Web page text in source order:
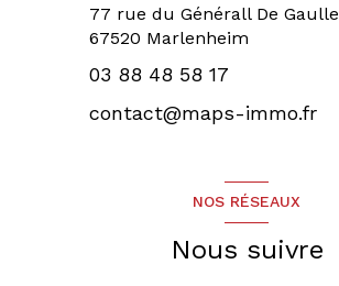
77 rue du Générall De Gaulle
67520 Marlenheim
03 88 48 58 17
contact@maps-immo.fr
NOS RÉSEAUX
Nous suivre